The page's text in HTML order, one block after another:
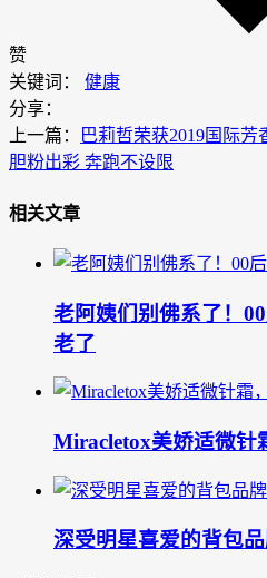
赞
关键词： 健康
分享：
上一篇：
巴莉哲荣获2019国际芳
胆粉出彩 奔跑不设限
相关文章
老阿姨们别佛系了！
老了
Miracletox美娇适微针
深受明星喜爱的背包